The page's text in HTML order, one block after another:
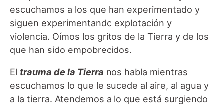
escuchamos a los que han experimentado y
siguen experimentando explotación y
violencia. Oímos los gritos de la Tierra y de los
que han sido empobrecidos.
El trauma de la Tierra nos habla mientras
escuchamos lo que le sucede al aire, al agua y
a la tierra. Atendemos a lo que está surgiendo